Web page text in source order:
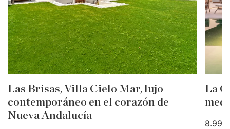
Las Brisas, Villa Cielo Mar, lujo
contemporáneo en el corazón de
Nueva Andalucía
La